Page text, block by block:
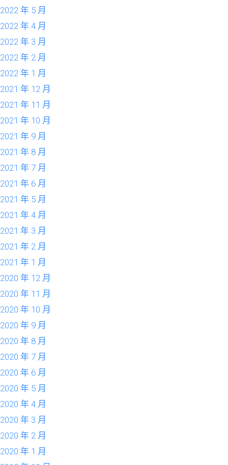
2022 年 5 月
2022 年 4 月
2022 年 3 月
2022 年 2 月
2022 年 1 月
2021 年 12 月
2021 年 11 月
2021 年 10 月
2021 年 9 月
2021 年 8 月
2021 年 7 月
2021 年 6 月
2021 年 5 月
2021 年 4 月
2021 年 3 月
2021 年 2 月
2021 年 1 月
2020 年 12 月
2020 年 11 月
2020 年 10 月
2020 年 9 月
2020 年 8 月
2020 年 7 月
2020 年 6 月
2020 年 5 月
2020 年 4 月
2020 年 3 月
2020 年 2 月
2020 年 1 月